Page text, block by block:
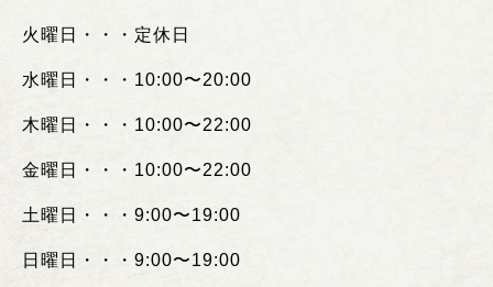
火曜日・・・定休日
水曜日・・・ 10:00〜20:00
木曜日・・・ 10:00〜22:00
金曜日・・・ 10:00〜22:00
土曜日・・・ 9:00〜19:00
日曜日・・・ 9:00〜19:00